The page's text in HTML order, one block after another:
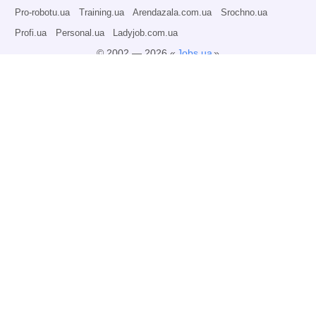
Pro-robotu.ua Training.ua Arendazala.com.ua Srochno.ua
Profi.ua Personal.ua Ladyjob.com.ua
© 2002 — 2026 « Jobs.ua»